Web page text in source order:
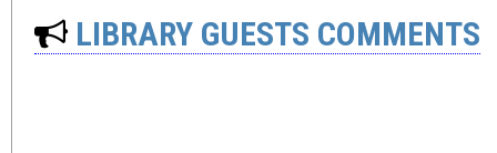
LIBRARY GUESTS COMMENTS